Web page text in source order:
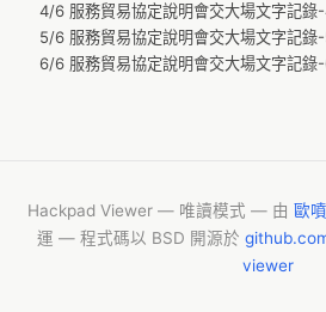
4/6 服務貿易協定說明會交大場文字記
5/6 服務貿易協定說明會交大場文字記
6/6 服務貿易協定說明會交大場文字記
Hackpad Viewer — 唯讀模式 — 由 歐
運 — 程式碼以 BSD 開源於
viewer